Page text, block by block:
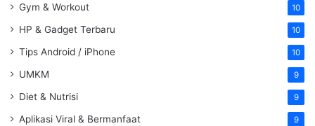
Gym & Workout 10
HP & Gadget Terbaru 10
Tips Android / iPhone 10
UMKM 9
Diet & Nutrisi 9
Aplikasi Viral & Bermanfaat 9